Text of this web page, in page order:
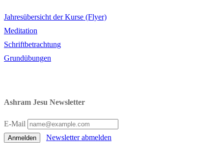
Jahresübersicht der Kurse (Flyer)
Meditation
Schriftbetrachtung
Grundübungen
Ashram Jesu Newsletter
E-Mail
Anmelden Newsletter abmelden